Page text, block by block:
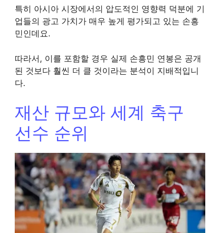
특히 아시아 시장에서의 압도적인 영향력 덕분에 기
업들의 광고 가치가 매우 높게 평가되고 있는 손흥
민인데요.
따라서, 이를 포함할 경우 실제 손흥민 연봉은 공개
된 것보다 훨씬 더 클 것이라는 분석이 지배적입니
다.
재산 규모와 세계 축구
선수 순위